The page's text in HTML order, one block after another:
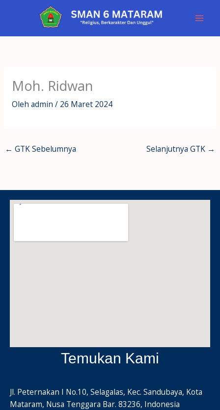
Moh. Ridwan
Oleh admin / 26 Maret 2024
← GTK Sebelumnya Selanjutnya GTK →
Temukan Kami
Jl. Peternakan I No.10, Selagalas, Kec. Sandubaya, Kota
Mataram, Nusa Tenggara Bar. 83236, Indonesia